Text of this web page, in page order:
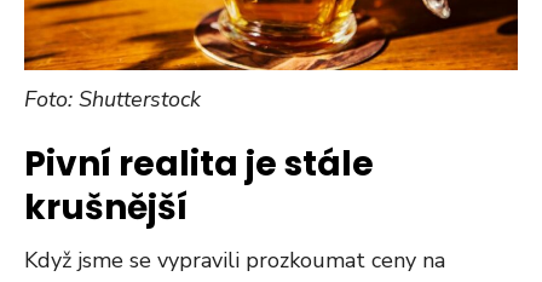
Foto: Shutterstock
Pivní realita je stále
krušnější
Když jsme se vypravili prozkoumat ceny na